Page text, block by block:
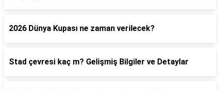
2026 Dünya Kupası ne zaman verilecek?
Stad çevresi kaç m? Gelişmiş Bilgiler ve Detaylar